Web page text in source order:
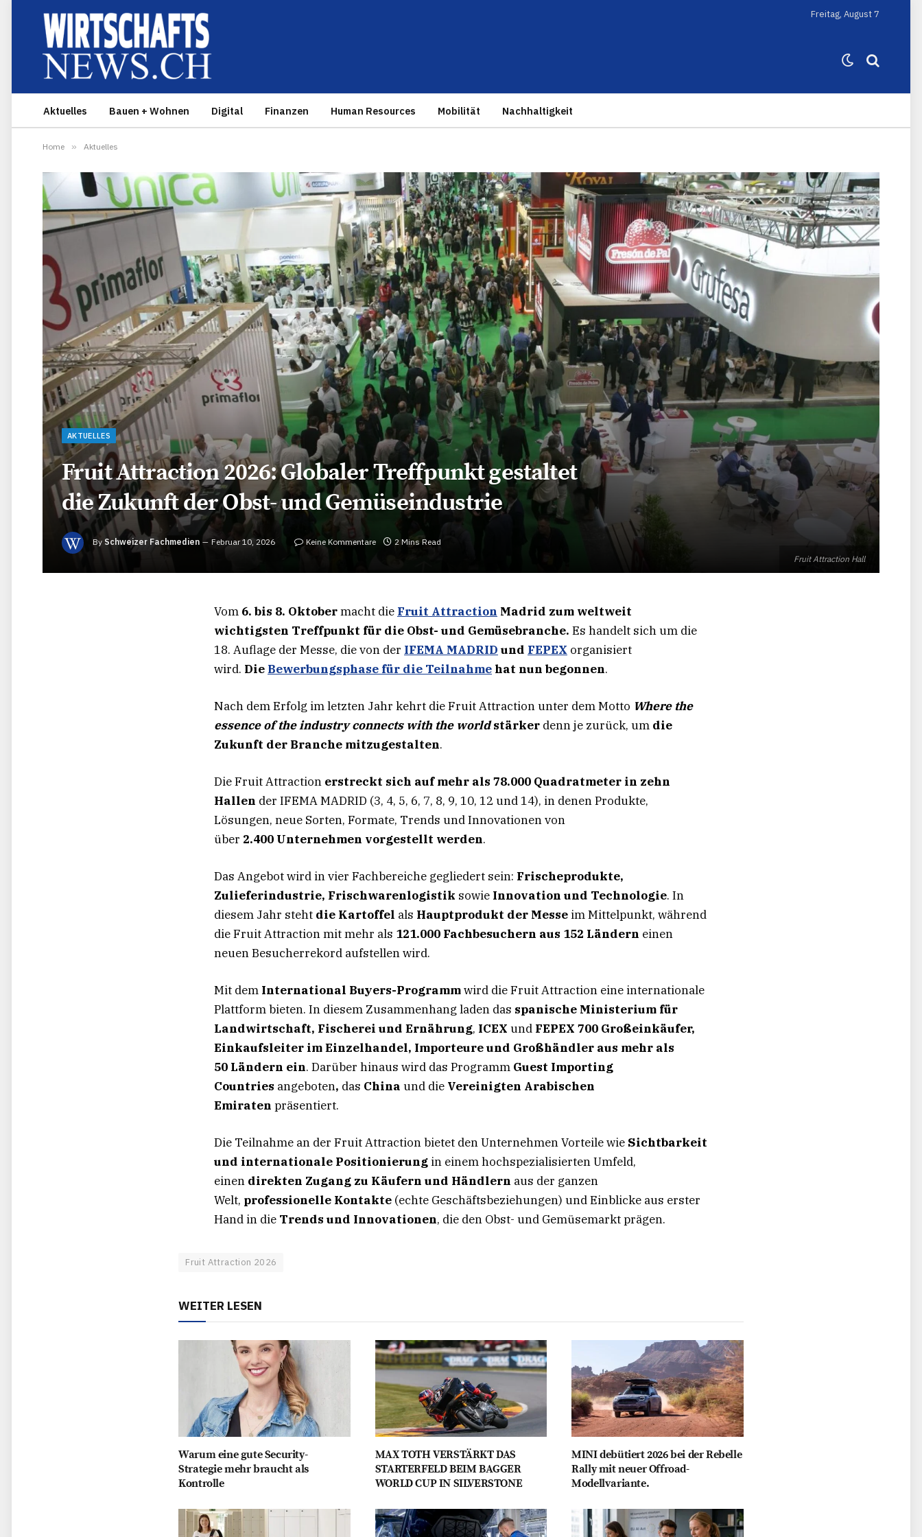
Freitag, August 7
Aktuelles Bauen + Wohnen Digital Finanzen Human Resources Mobilität Nachhaltigkeit
Home » Aktuelles
Fruit Attraction Hall
AKTUELLES
Fruit Attraction 2026: Globaler Treffpunkt gestaltet
die Zukunft der Obst- und Gemüseindustrie
By Schweizer Fachmedien Februar 10, 2026 Keine Kommentare 2 Mins Read
Vom 6. bis 8. Oktobermacht die Fruit Attraction Madrid zum weltweit
wichtigsten Treffpunkt für die Obst- und Gemüsebranche. Es handelt sich um die
18. Auflage der Messe, die von der IFEMA MADRID und FEPEX organisiert
wird. Die Bewerbungsphase für die Teilnahme hat nun begonnen.
Nach dem Erfolg im letzten Jahr kehrt die Fruit Attraction unter dem Motto Where the
essence of the industry connects with the world stärker denn je zurück, um die
Zukunft der Branche mitzugestalten.
Die Fruit Attraction erstreckt sich auf mehr als 78.000 Quadratmeter in zehn
Hallen der IFEMA MADRID (3, 4, 5, 6, 7, 8, 9, 10, 12 und 14), in denen Produkte,
Lösungen, neue Sorten, Formate, Trends und Innovationen von
über 2.400 Unternehmen vorgestellt werden.
Das Angebot wird in vier Fachbereiche gegliedert sein: Frischeprodukte,
Zulieferindustrie, Frischwarenlogistik sowie Innovation und Technologie. In
diesem Jahr steht die Kartoffel als Hauptprodukt der Messe im Mittelpunkt, während
die Fruit Attraction mit mehr als 121.000 Fachbesuchern aus 152 Ländern einen
neuen Besucherrekord aufstellen wird.
Mit dem International Buyers-Programmwird die Fruit Attraction eine internationale
Plattform bieten. In diesem Zusammenhang laden das spanische Ministerium für
Landwirtschaft, Fischerei und Ernährung, ICEX und FEPEX 700 Großeinkäufer,
Einkaufsleiter im Einzelhandel, Importeure und Großhändler aus mehr als
50 Ländern ein. Darüber hinaus wird das Programm Guest Importing
Countries angeboten, das China und die Vereinigten Arabischen
Emiraten präsentiert.
Die Teilnahme an der Fruit Attraction bietet den Unternehmen Vorteile wie Sichtbarkeit
und internationale Positionierung in einem hochspezialisierten Umfeld,
einen direkten Zugang zu Käufern und Händlern aus der ganzen
Welt, professionelle Kontakte (echte Geschäftsbeziehungen) und Einblicke aus erster
Hand in die Trends und Innovationen, die den Obst- und Gemüsemarkt prägen.
Fruit Attraction 2026
WEITER LESEN
Warum eine gute Security-
Strategie mehr braucht als
Kontrolle
MAX TOTH VERSTÄRKT DAS
STARTERFELD BEIM BAGGER
WORLD CUP IN SILVERSTONE
MINI debütiert 2026 bei der Rebelle
Rally mit neuer Offroad-
Modellvariante.